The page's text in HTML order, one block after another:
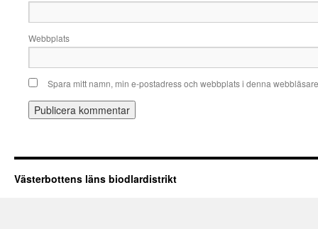
Webbplats
Spara mitt namn, min e-postadress och webbplats i denna
Västerbottens läns biodlardistrikt